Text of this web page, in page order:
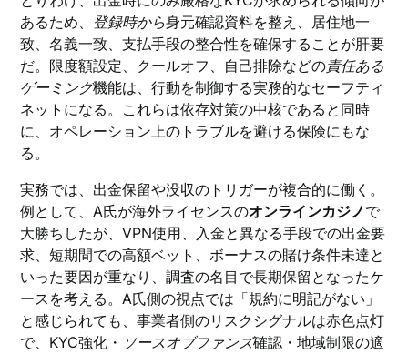
あるため、 登録時から身元確認資料を整え、居住地一
致、名義一致、支払手段の整合性を確保することが肝要
だ。限度額設定、クールオフ、自己排除などの責任ある
ゲーミング機能は、行動を制御する実務的なセーフティ
ネットになる。これらは依存対策の中核であると同時
に、オペレーション上のトラブルを避ける保険にもな
る。
実務では、出金保留や没収のトリガーが複合的に働く。
例として、A氏が海外ライセンスのオンラインカジノで
大勝ちしたが、VPN使用、入金と異なる手段での出金要
求、短期間での高額ベット、ボーナスの賭け条件未達と
いった要因が重なり、調査の名目で長期保留となったケ
ースを考える。A氏側の視点では「規約に明記がない」
と感じられても、事業者側のリスクシグナルは赤色点灯
で、KYC強化・ ソースオブファンズ確認・地域制限の適